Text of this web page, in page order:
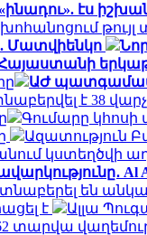
էս
խոհանոցում
Մատվիենկո
ԱԺ
է 38
Գումարը
Ազատություն
կստեղծվի
Al
են
է
Ալլա